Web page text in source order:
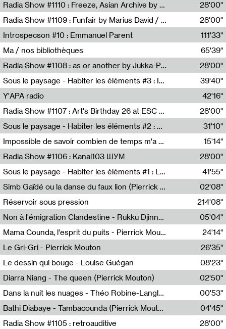
Radia Show #1110 : Freeze, Asian Archive by Avita Maheen / Radio Worm
Radio WORM
28'00"
Radia Show #1109 : Funfair by Marius David / JET FM
Jet FM
28'00"
Introspecson #10 : Emmanuel Parent
Pierre Henry,Emmanuel Parent
111'33"
Ma / nos bibliothèques
Sarah Tritz,Elene Lapiashivili,Justin Marconnet,Mateo Cuche,Esther Lechevalier,Suzie Lecroart,Romance Castelet
65'39"
Radia Show #1108 : as or another by Jukka-Pekka Kervinen / Rádio Zero
Radio Zero
28'00"
Sous le paysage - Habiter les éléments #3 : Interprétations, rituels et symboliques des éléments
Nastassja Martin
39'40"
Y'APA radio
Pierrick Mouton
42'16"
Radia Show #1107 : Art's Birthday 26 at ESC - Medien Kunst Labor
Radio Helsinki
28'00"
Sous le paysage - Habiter les éléments #2 : Vers le tournant élémentaire
Nastassja Martin
31'10"
Impossible de savoir combien de temps m'a échappé
Mélanie Blaison,Mateo Cuin
15'14"
Radia Show #1106 : Kanal103 ШУМ
Kanal103
28'00"
Sous le paysage - Habiter les éléments #1 : Les éléments et les débordements du vivant
Nastassja Martin
41'55"
Simb Gaïdé ou la danse du faux lion (Pierrick Mouton)
Pierrick Mouton,Simb Gaïdé
02'08"
Réservoir sous pression
214'08"
Non à l'émigration Clandestine - Rukku Djinne Squad (Eden Tinto Collins)
Eden Tinto Collins,Rukku Djinne
05'04"
Mama Counda, l'esprit du puits - Pierrick Mouton
Pierrick Mouton
24'14"
Le Gri-Gri - Pierrick Mouton
Pierrick Mouton
26'35"
Le dessin qui bouge - Louise Guégan
Louise Guégan
08'23"
Diarra Niang - The queen (Pierrick Mouton)
Pierrick Mouton,Diarra Niang
02'50"
Dans la nuit les nuages - Théo Robine-Langlois
Théo Robine-Langlois,LD Beat
00'53"
Bathi Diabaye - Tambacounda (Pierrick Mouton)
Pierrick Mouton,Bathi Diabaye
04'45"
Radia Show #1105 : retroauditive
28'00"